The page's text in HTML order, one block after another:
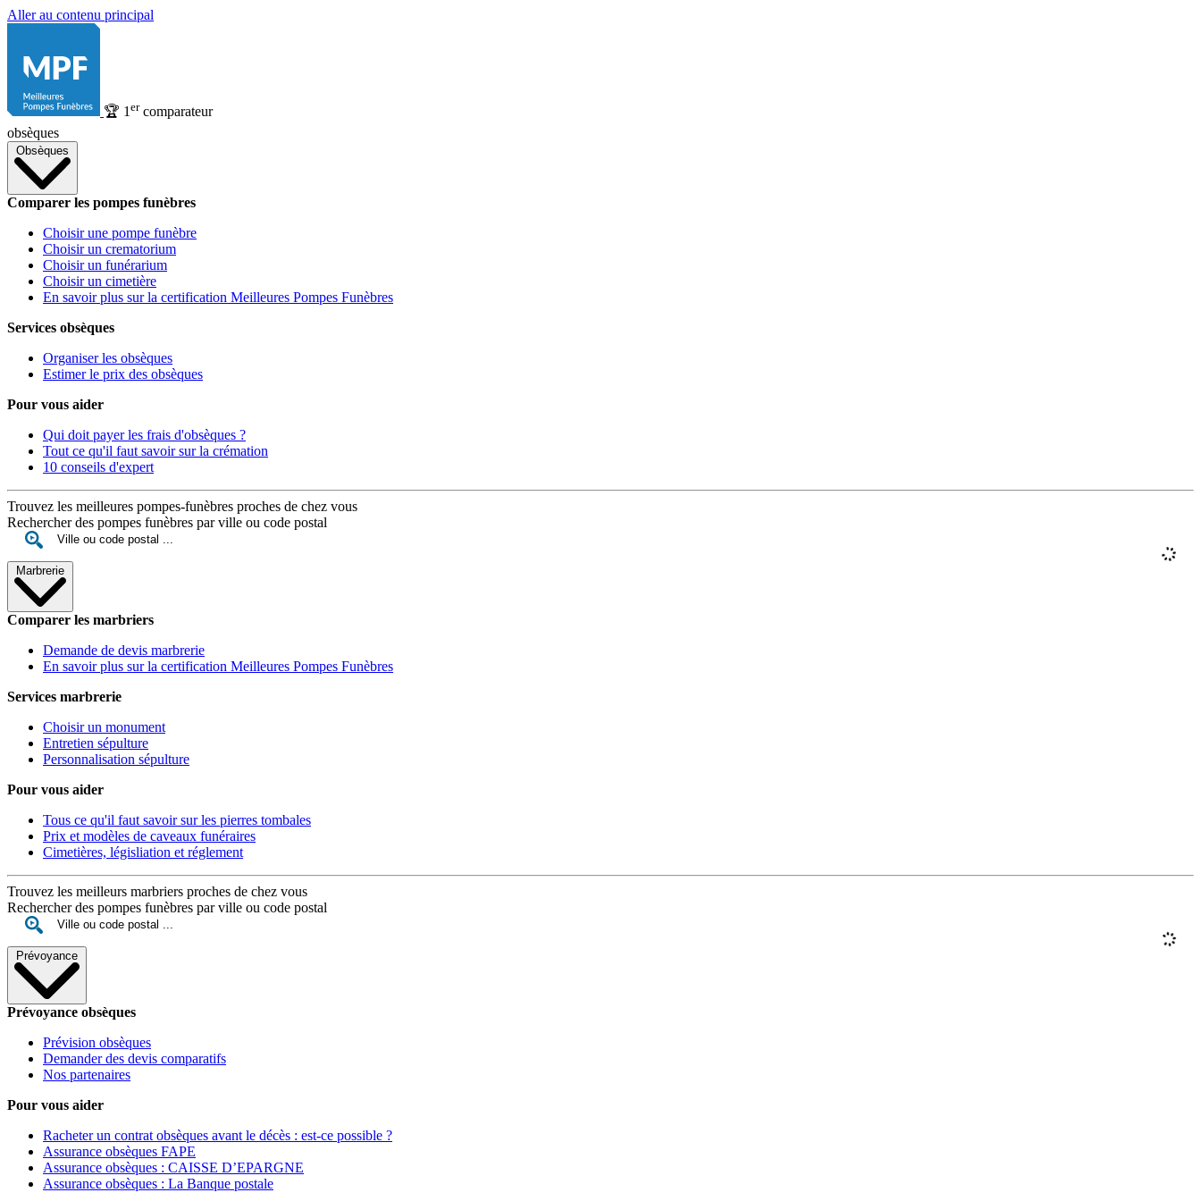
Aller au contenu principal
🏆 1 ercomparateur
obsèques
Obsèques
Comparer les pompes funèbres
Choisir une pompe funèbre
Choisir un crematorium
Choisir un funérarium
Choisir un cimetière
En savoir plus sur la certification Meilleures Pompes Funèbres
Services obsèques
Organiser les obsèques
Estimer le prix des obsèques
Pour vous aider
Qui doit payer les frais d'obsèques ?
Tout ce qu'il faut savoir sur la crémation
10 conseils d'expert
Trouvez les meilleures pompes-funèbres proches de chez vous
Rechercher des pompes funèbres par ville ou code postal
Marbrerie
Comparer les marbriers
Demande de devis marbrerie
En savoir plus sur la certification Meilleures Pompes Funèbres
Services marbrerie
Choisir un monument
Entretien sépulture
Personnalisation sépulture
Pour vous aider
Tous ce qu'il faut savoir sur les pierres tombales
Prix et modèles de caveaux funéraires
Cimetières, législiation et réglement
Trouvez les meilleurs marbriers proches de chez vous
Rechercher des pompes funèbres par ville ou code postal
Prévoyance
Prévoyance obsèques
Prévision obsèques
Demander des devis comparatifs
Nos partenaires
Pour vous aider
Racheter un contrat obsèques avant le décès : est-ce possible ?
Assurance obsèques FAPE
Assurance obsèques : CAISSE D’EPARGNE
Assurance obsèques : La Banque postale